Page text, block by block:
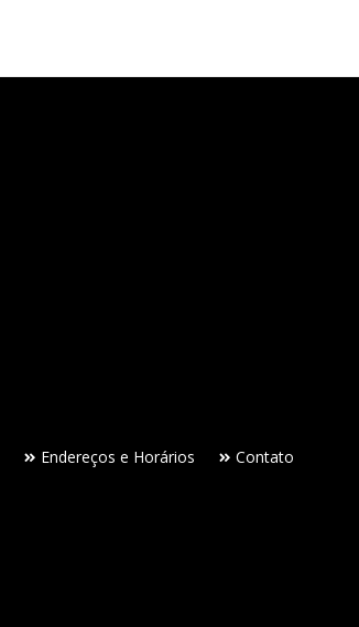
Endereços e Horários
Contato